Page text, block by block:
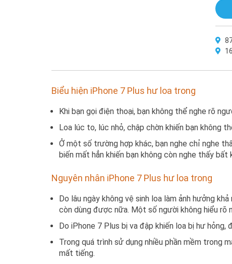
Biểu hiện iPhone 7 Plus hư loa trong
Khi bạn gọi điện thoại, bạn không thể nghe rõ
Loa lúc to, lúc nhỏ, chập chờn khiến bạn không
Ở một số trường hợp khác, bạn nghe chỉ nghe
biến mất hẳn khiến bạn không còn nghe thấy bất
Nguyên nhân iPhone 7 Plus hư loa trong
Do lâu ngày không vệ sinh loa làm ảnh hưởng
còn dùng được nữa. Một số người không hiểu rõ
Do iPhone 7 Plus bị va đập khiến loa bị hư
Trong quá trình sử dụng nhiều phần mềm trong
mất tiếng.